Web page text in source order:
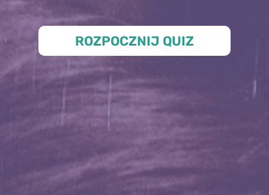
ROZPOCZNIJ QUIZ